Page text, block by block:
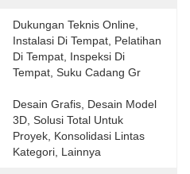
Dukungan Teknis Online,
Instalasi Di Tempat, Pelatihan
Di Tempat, Inspeksi Di
Tempat, Suku Cadang Gr
Desain Grafis, Desain Model
3D, Solusi Total Untuk
Proyek, Konsolidasi Lintas
Kategori, Lainnya